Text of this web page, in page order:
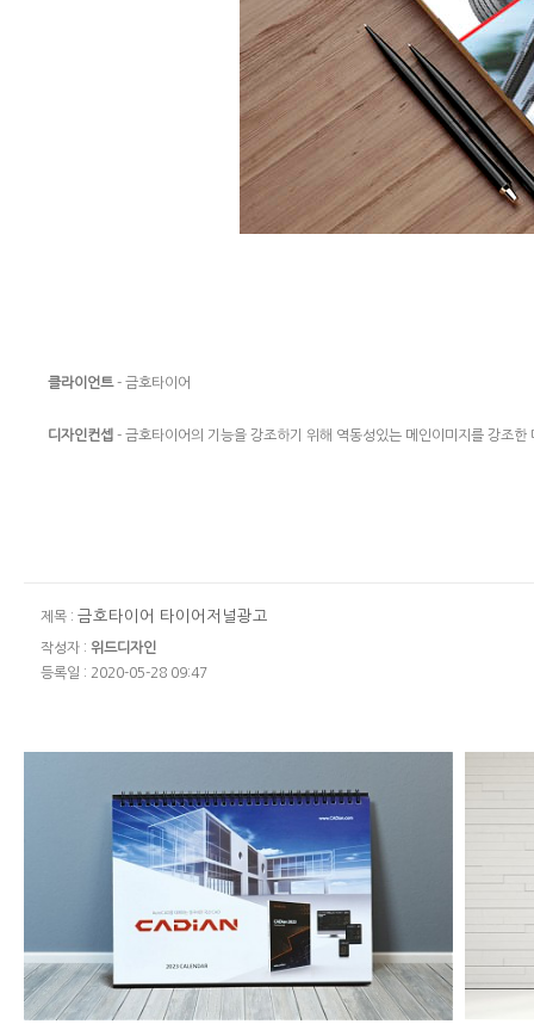
클라이언트- 금호타이어
디자인컨셉 - 금호타이어의 기능을 강조하기 위해 역동성있는 메인이미지를 강조한
제목 : 금호타이어 타이어저널광고
작성자 : 위드디자인
등록일 : 2020-05-28 09:47
캐디안 2023년 탁상용 달력